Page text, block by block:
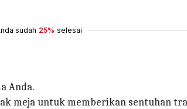
sudah 25% selesai
Anda.
meja untuk memberikan sentuhan